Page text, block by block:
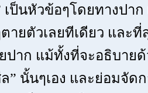
ป็นหัวข้อๆโดยทางปาก
ายตัวเลยทีเดียว และที่
ปาก แม้ทั้งที่จะอธิบายด้
” นั้นๆเอง และย่อมจัด